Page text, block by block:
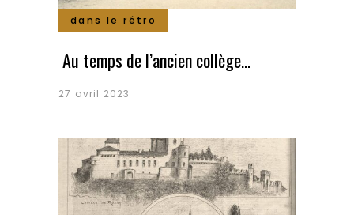
dans le rétro
Au temps de l’ancien collège…
27 avril 2023